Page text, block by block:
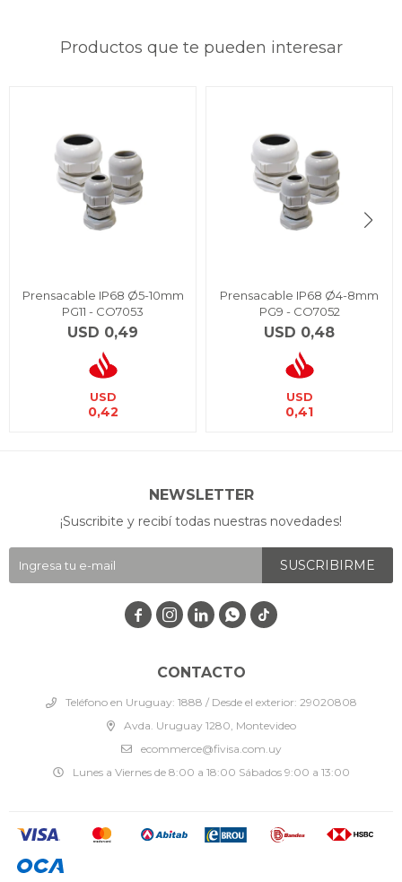
Productos que te pueden interesar
Prensacable IP68 Ø5-10mm
PG11 - CO7053
USD 0,49
USD
0,42
Prensacable IP68 Ø4-8mm
PG9 - CO7052
USD 0,48
USD
0,41
CONTACTO
Teléfono en Uruguay: 1888 / Desde el exterior: 29020808
Avda. Uruguay 1280, Montevideo
ecommerce@fivisa.com.uy
Lunes a Viernes de 8:00 a 18:00 Sábados 9:00 a 13:00
NEWSLETTER
¡Suscribite y recibí todas nuestras novedades!
SUSCRIBIRME
   